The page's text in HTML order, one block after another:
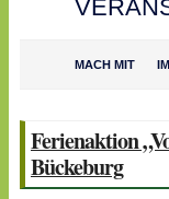
MACH MIT
Ferienaktion
Bückeburg